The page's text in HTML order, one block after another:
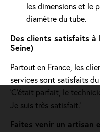
les dimensions et le
diamètre du tube.
Des clients satisfaits à
Seine)
Partout en France, les
services sont satisfaits
'C’était parfait, le
Je suis très satisfait.'
Faites venir un artisan